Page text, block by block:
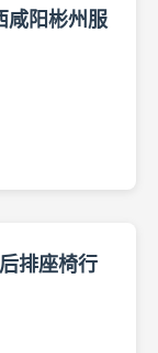
咸阳彬州服
排座椅行